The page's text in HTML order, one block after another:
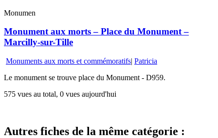
Monumen
Monument aux morts – Place du Monument –
Marcilly-sur-Tille
Monuments aux morts et commémoratifs| Patricia
Le monument se trouve place du Monument - D959.
575 vues au total, 0 vues aujourd'hui
Autres fiches de la même catégorie :